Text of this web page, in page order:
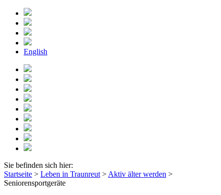
English
Sie befinden sich hier:
Startseite > Leben in Traunreut > Aktiv älter werden >
Seniorensportgeräte